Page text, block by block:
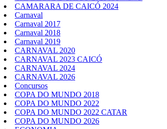
CAMARARA DE CAICÓ 2024
Carnaval
Carnaval 2017
Carnaval 2018
Carnaval 2019
CARNAVAL 2020
CARNAVAL 2023 CAICÓ
CARNAVAL 2024
CARNAVAL 2026
Concursos
COPA DO MUNDO 2018
COPA DO MUNDO 2022
COPA DO MUNDO 2022 CATAR
COPA DO MUNDO 2026